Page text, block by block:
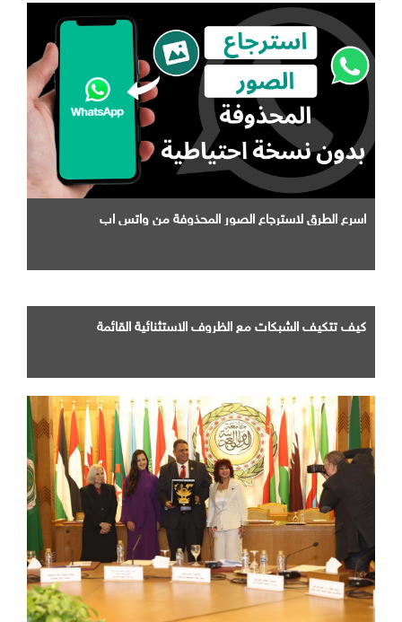
اسرع الطرق لاسترجاع الصور المحذوفة من واتس اب
كيف تتكيف الشبكات مع الظروف الاستثنائية القائمة